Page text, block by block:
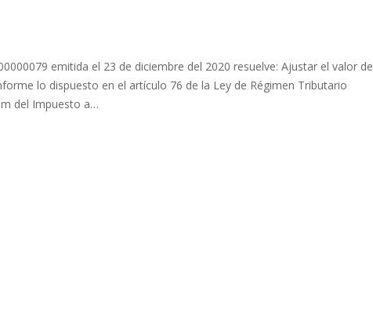
emitida el 23 de diciembre del 2020 resuelve: Ajustar el valor de
lo dispuesto en el artículo 76 de la Ley de Régimen Tributario
del Impuesto a…